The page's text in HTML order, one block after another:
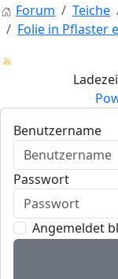
Forum
Teiche
Folie in Pflaster
Benutzername
Passwort
Angemeldet